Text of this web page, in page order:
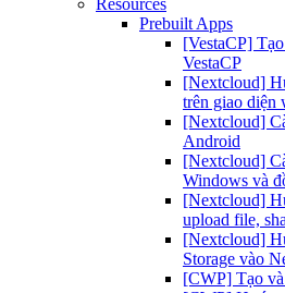
Resources
Prebuilt Apps
[VestaCP]
VestaCP
[Nextcloud]
trên giao diện
[Nextcloud]
Android
[Nextcloud]
Windows và
[Nextcloud]
upload file,
[Nextcloud]
Storage vào
[CWP] Tạo